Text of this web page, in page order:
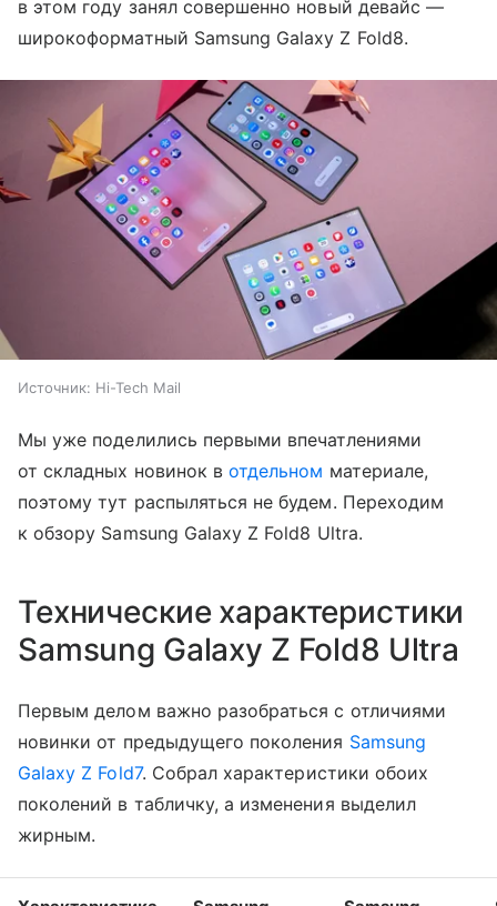
в этом году занял совершенно новый девайс —
широкоформатный Samsung Galaxy Z Fold8.
Источник: Hi-Tech Mail
Мы уже поделились первыми впечатлениями
от складных новинок вотдельном материале,
поэтому тут распыляться не будем. Переходим
к обзору Samsung Galaxy Z Fold8 Ultra.
Технические характеристики
Samsung Galaxy Z Fold8 Ultra
Первым делом важно разобраться с отличиями
новинки от предыдущего поколения Samsung
Galaxy Z Fold7. Собрал характеристики обоих
поколений в табличку, а изменения выделил
жирным.